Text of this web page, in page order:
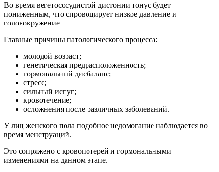
Во время вегетососудистой дистонии тонус будет
пониженным, что спровоцирует низкое давление и
головокружение.
Главные причины патологического процесса:
молодой возраст;
генетическая предрасположенность;
гормональный дисбаланс;
стресс;
сильный испуг;
кровотечение;
осложнения после различных заболеваний.
У лиц женского пола подобное недомогание наблюдается во
время менструаций.
Это сопряжено с кровопотерей и гормональными
изменениями на данном этапе.